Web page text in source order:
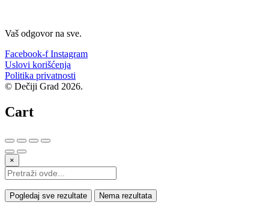
Vaš odgovor na sve.
Facebook-f Instagram
Uslovi korišćenja
Politika privatnosti
© Dečiji Grad 2026.
Cart
×
Pogledaj sve rezultate Nema rezultata